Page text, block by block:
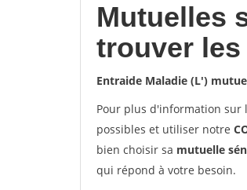
Mutuelles
trouver
Entraide Maladie (L')
Pour plus d'information sur
possibles et utiliser notre
bien choisir sa mutuelle
qui répond à votre besoin.